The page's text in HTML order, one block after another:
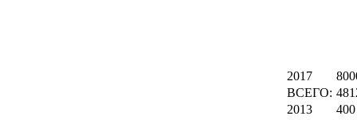
2017
ВСЕГО:
2013
400